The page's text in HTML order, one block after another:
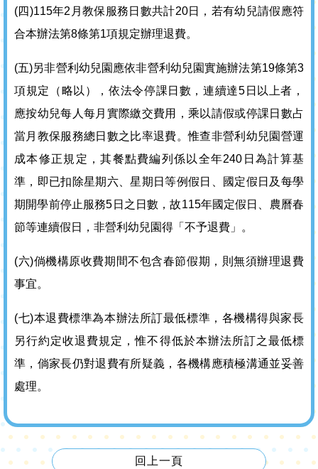
(四)115年2月教保服務日數共計20日，若有幼兒請假應符
合本辦法第8條第1項規定辦理退費。
(五)另非營利幼兒園應依非營利幼兒園實施辦法第19條第3
項規定（略以），依法令停課日數，連續達5日以上者，
應按幼兒每人每月實際繳交費用，乘以請假或停課日數占
當月教保服務總日數之比率退費。惟查非營利幼兒園營運
成本修正規定，其餐點費編列係以全年240日為計算基
準，即已扣除星期六、星期日等例假日、國定假日及每學
期開學前停止服務5日之日數，故115年國定假日、農曆春
節等連續假日，非營利幼兒園得「不予退費」。
(六)倘機構原收費期間不包含春節假期，則無須辦理退費
事宜。
(七)本退費標準為本辦法所訂最低標準，各機構得與家長
另行約定收退費規定，惟不得低於本辦法所訂之最低標
準，倘家長仍對退費有所疑義，各機構應積極溝通並妥善
處理。
回上一頁